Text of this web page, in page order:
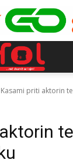
Kasami priti aktorin